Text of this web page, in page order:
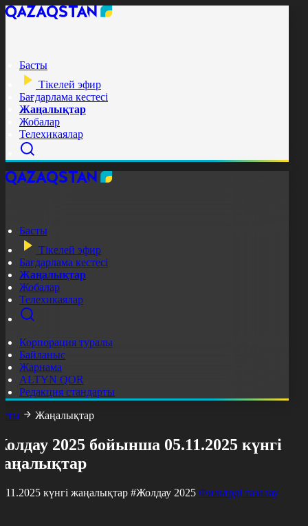
Басты
Тікелей эфир
Бағдарлама кестесі
Жаңалықтар
Жобалар
Телехикаялар
Басты
Тікелей эфир
Бағдарлама кестесі
Жаңалықтар
Жобалар
Телехикаялар
Корпорация туралы
Байланыс
Жарнама
ALTYN QOR
Редакция стандарты
Жаңалықтар
2025 бойынша 05.11.2025 күнгі
күнгі жаңалықтар #Жолдау 2025 Фильтрді тазалау